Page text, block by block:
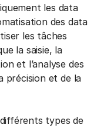
les data
des data
les tâches
la saisie, la
et l’analyse des
précision et de la
types de